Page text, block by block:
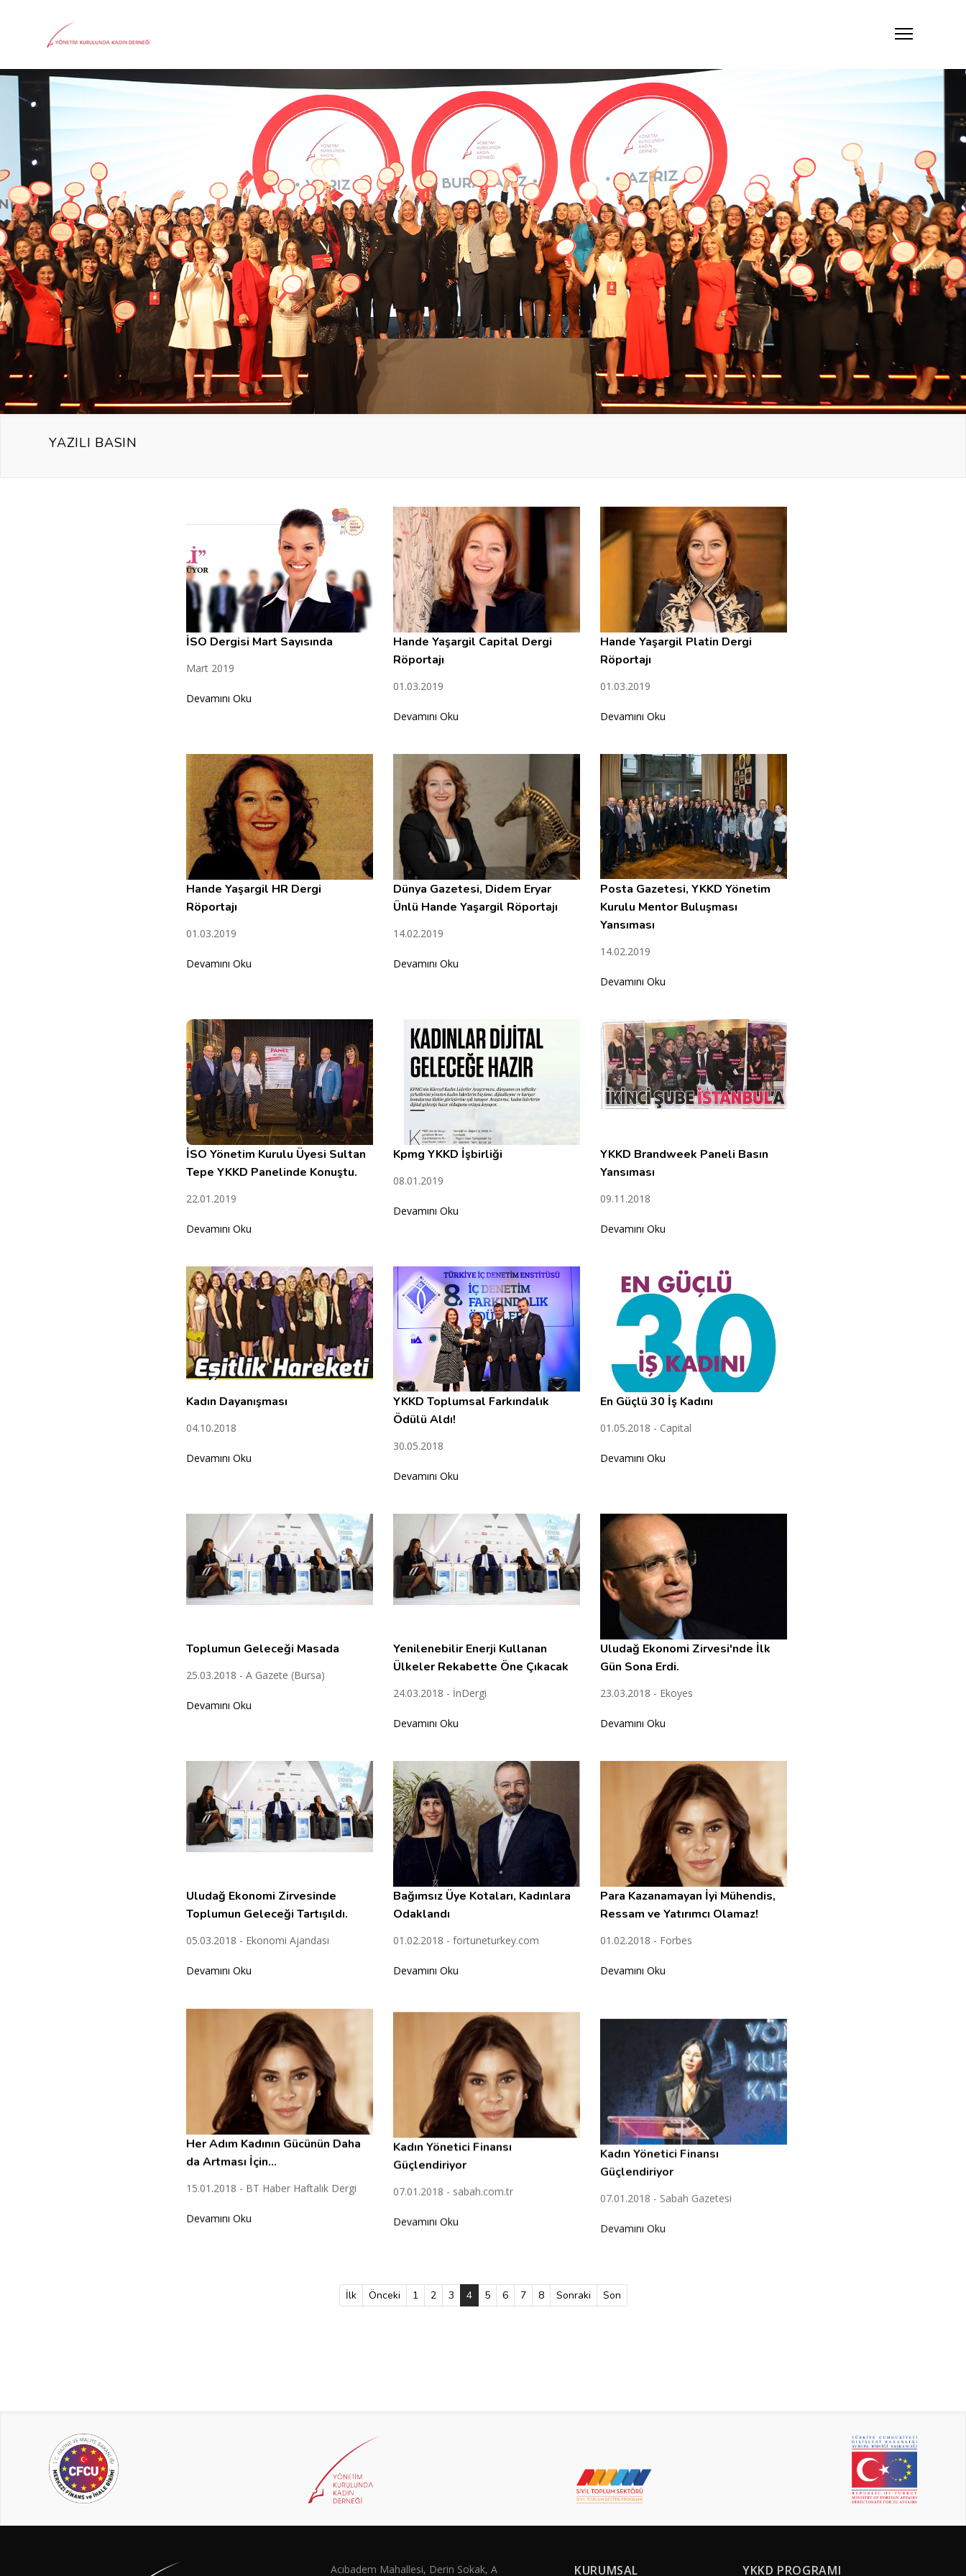
YAZILI BASIN
İSO Dergisi Mart Sayısında
Mart 2019
Devamını Oku
Hande Yaşargil Capital Dergi
Röportajı
01.03.2019
Devamını Oku
Hande Yaşargil Platin Dergi
Röportajı
01.03.2019
Devamını Oku
Hande Yaşargil HR Dergi
Röportajı
01.03.2019
Devamını Oku
Dünya Gazetesi, Didem Eryar
Ünlü Hande Yaşargil Röportajı
14.02.2019
Devamını Oku
Posta Gazetesi, YKKD Yönetim
Kurulu Mentor Buluşması
Yansıması
14.02.2019
Devamını Oku
İSO Yönetim Kurulu Üyesi Sultan
Tepe YKKD Panelinde Konuştu.
22.01.2019
Devamını Oku
Kpmg YKKD İşbirliği
08.01.2019
Devamını Oku
YKKD Brandweek Paneli Basın
Yansıması
09.11.2018
Devamını Oku
Kadın Dayanışması
04.10.2018
Devamını Oku
YKKD Toplumsal Farkındalık
Ödülü Aldı!
30.05.2018
Devamını Oku
En Güçlü 30 İş Kadını
01.05.2018 - Capital
Devamını Oku
Toplumun Geleceği Masada
25.03.2018 - A Gazete (Bursa)
Devamını Oku
Yenilenebilir Enerji Kullanan
Ülkeler Rekabette Öne Çıkacak
24.03.2018 - İnDergi
Devamını Oku
Uludağ Ekonomi Zirvesi'nde İlk
Gün Sona Erdi.
23.03.2018 - Ekoyes
Devamını Oku
Uludağ Ekonomi Zirvesinde
Toplumun Geleceği Tartışıldı.
05.03.2018 - Ekonomi Ajandası
Devamını Oku
Bağımsız Üye Kotaları, Kadınlara
Odaklandı
01.02.2018 - fortuneturkey.com
Devamını Oku
Para Kazanamayan İyi Mühendis,
Ressam ve Yatırımcı Olamaz!
01.02.2018 - Forbes
Devamını Oku
Her Adım Kadının Gücünün Daha
da Artması İçin...
15.01.2018 - BT Haber Haftalık Dergi
Devamını Oku
Kadın Yönetici Finansı
Güçlendiriyor
07.01.2018 - sabah.com.tr
Devamını Oku
Kadın Yönetici Finansı
Güçlendiriyor
İlk Önceki 1 2 3 4(current)
5 6 7 8 Sonraki Son
Acıbadem Mahallesi, Derin Sokak, A KURUMSAL YKKD PROGRAMI